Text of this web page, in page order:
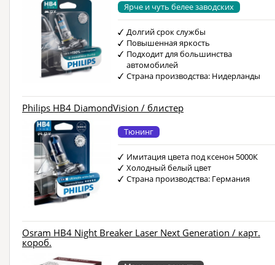
Ярче и чуть белее заводских
Долгий срок службы
Повышенная яркость
Подходит для большинства
автомобилей
Страна производства: Нидерланды
Philips HB4 DiamondVision / блистер
Тюнинг
Имитация цвета под ксенон 5000К
Холодный белый цвет
Страна производства: Германия
Osram HB4 Night Breaker Laser Next Generation / карт.
короб.